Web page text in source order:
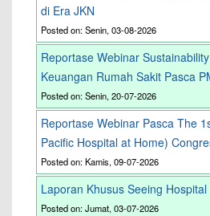
di Era JKN
Posted on: Senin, 03-08-2026
Reportase Webinar
Keuangan Rumah Sakit Pasca
Posted on: Senin, 20-07-2026
Reportase Webinar Pasca The
Pacific Hospital at Home)
Posted on: Kamis, 09-07-2026
Laporan Khusus Seeing
Posted on: Jumat, 03-07-2026